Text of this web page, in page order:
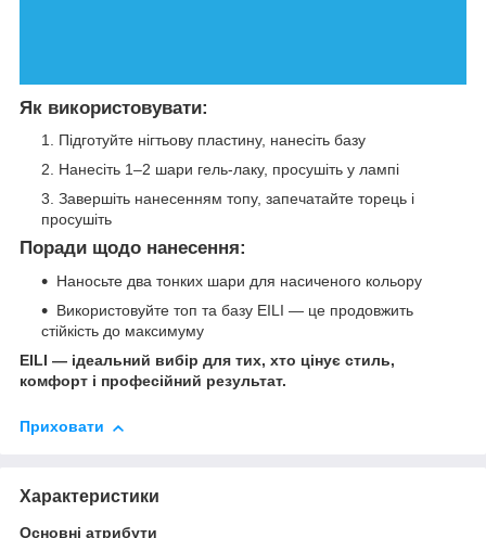
Як використовувати:
Підготуйте нігтьову пластину, нанесіть базу
Нанесіть 1–2 шари гель-лаку, просушіть у лампі
Завершіть нанесенням топу, запечатайте торець і
просушіть
Поради щодо нанесення:
Наносьте два тонких шари для насиченого кольору
Використовуйте топ та базу EILI — це продовжить
стійкість до максимуму
EILI — ідеальний вибір для тих, хто цінує стиль,
комфорт і професійний результат.
Приховати
Характеристики
Основні атрибути